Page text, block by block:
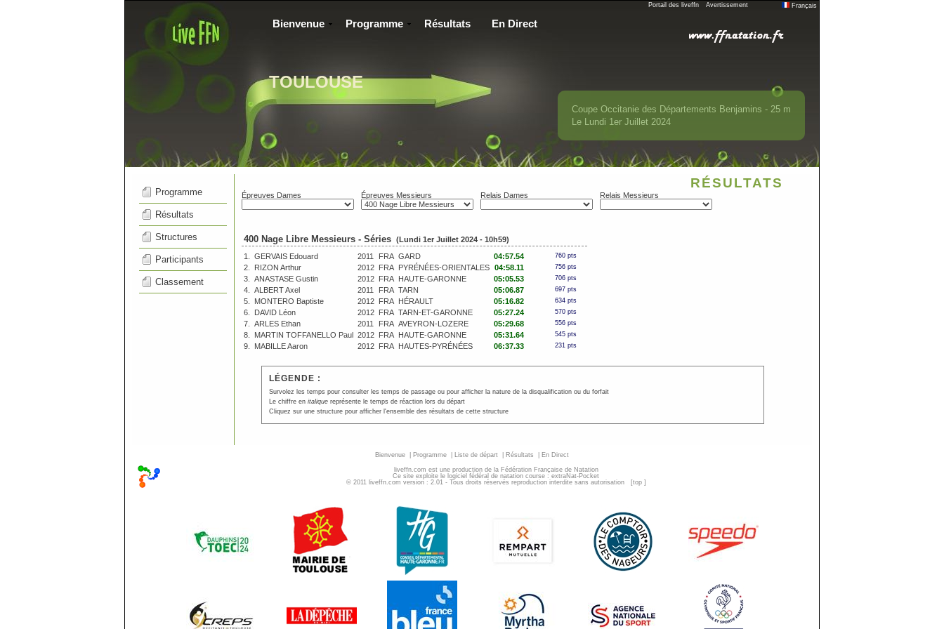
Portail des liveffn Avertissement Français
TOULOUSE
Coupe Occitanie des Départements Benjamins - 25 m
Le Lundi 1er Juillet 2024
Bienvenue Programme Résultats En Direct
Programme
Résultats
Structures
Participants
Classement
RÉSULTATS
Épreuves Dames Épreuves Messieurs Relais Dames Relais Messieurs
400 Nage Libre Messieurs - Séries (Lundi 1er Juillet 2024 - 10h59)
1.
GERVAIS Edouard 2011 FRA GARD 04:57.54 760 pts
2. RIZON Arthur 2012 FRA PYRÉNÉES-ORIENTALES 04:58.11 756 pts
3. ANASTASE Gustin 2012 FRA HAUTE-GARONNE 05:05.53 706 pts
4. ALBERT Axel 2011 FRA TARN 05:06.87 697 pts
5. MONTERO Baptiste 2012 FRA HÉRAULT 05:16.82 634 pts
6. DAVID Léon 2012 FRA TARN-ET-GARONNE 05:27.24 570 pts
7. ARLES Ethan 2011 FRA AVEYRON-LOZERE 05:29.68 556 pts
8. MARTIN TOFFANELLO Paul 2012 FRA HAUTE-GARONNE 05:31.64 545 pts
9. MABILLE Aaron 2012 FRA HAUTES-PYRÉNÉES 06:37.33 231 pts
LÉGENDE :
Survolez les temps pour consulter les temps de passage ou pour afficher la nature de la disqualification ou du forfait
Le chiffre en italiquereprésente le temps de réaction lors du départ
Cliquez sur une structure pour afficher l'ensemble des résultats de cette structure
Bienvenue Programme Liste de départ Résultats En Direct
liveffn.com est une production de la Fédération Française de Natation
Ce site exploite le logiciel fédéral de natation course : extraNat-Pocket
© 2011 liveffn.com version : 2.01 - Tous droits réservés reproduction interdite sans autorisation
[top ]